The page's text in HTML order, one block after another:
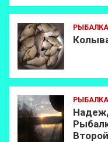
РЫБАЛКА
РЫБАЛКА